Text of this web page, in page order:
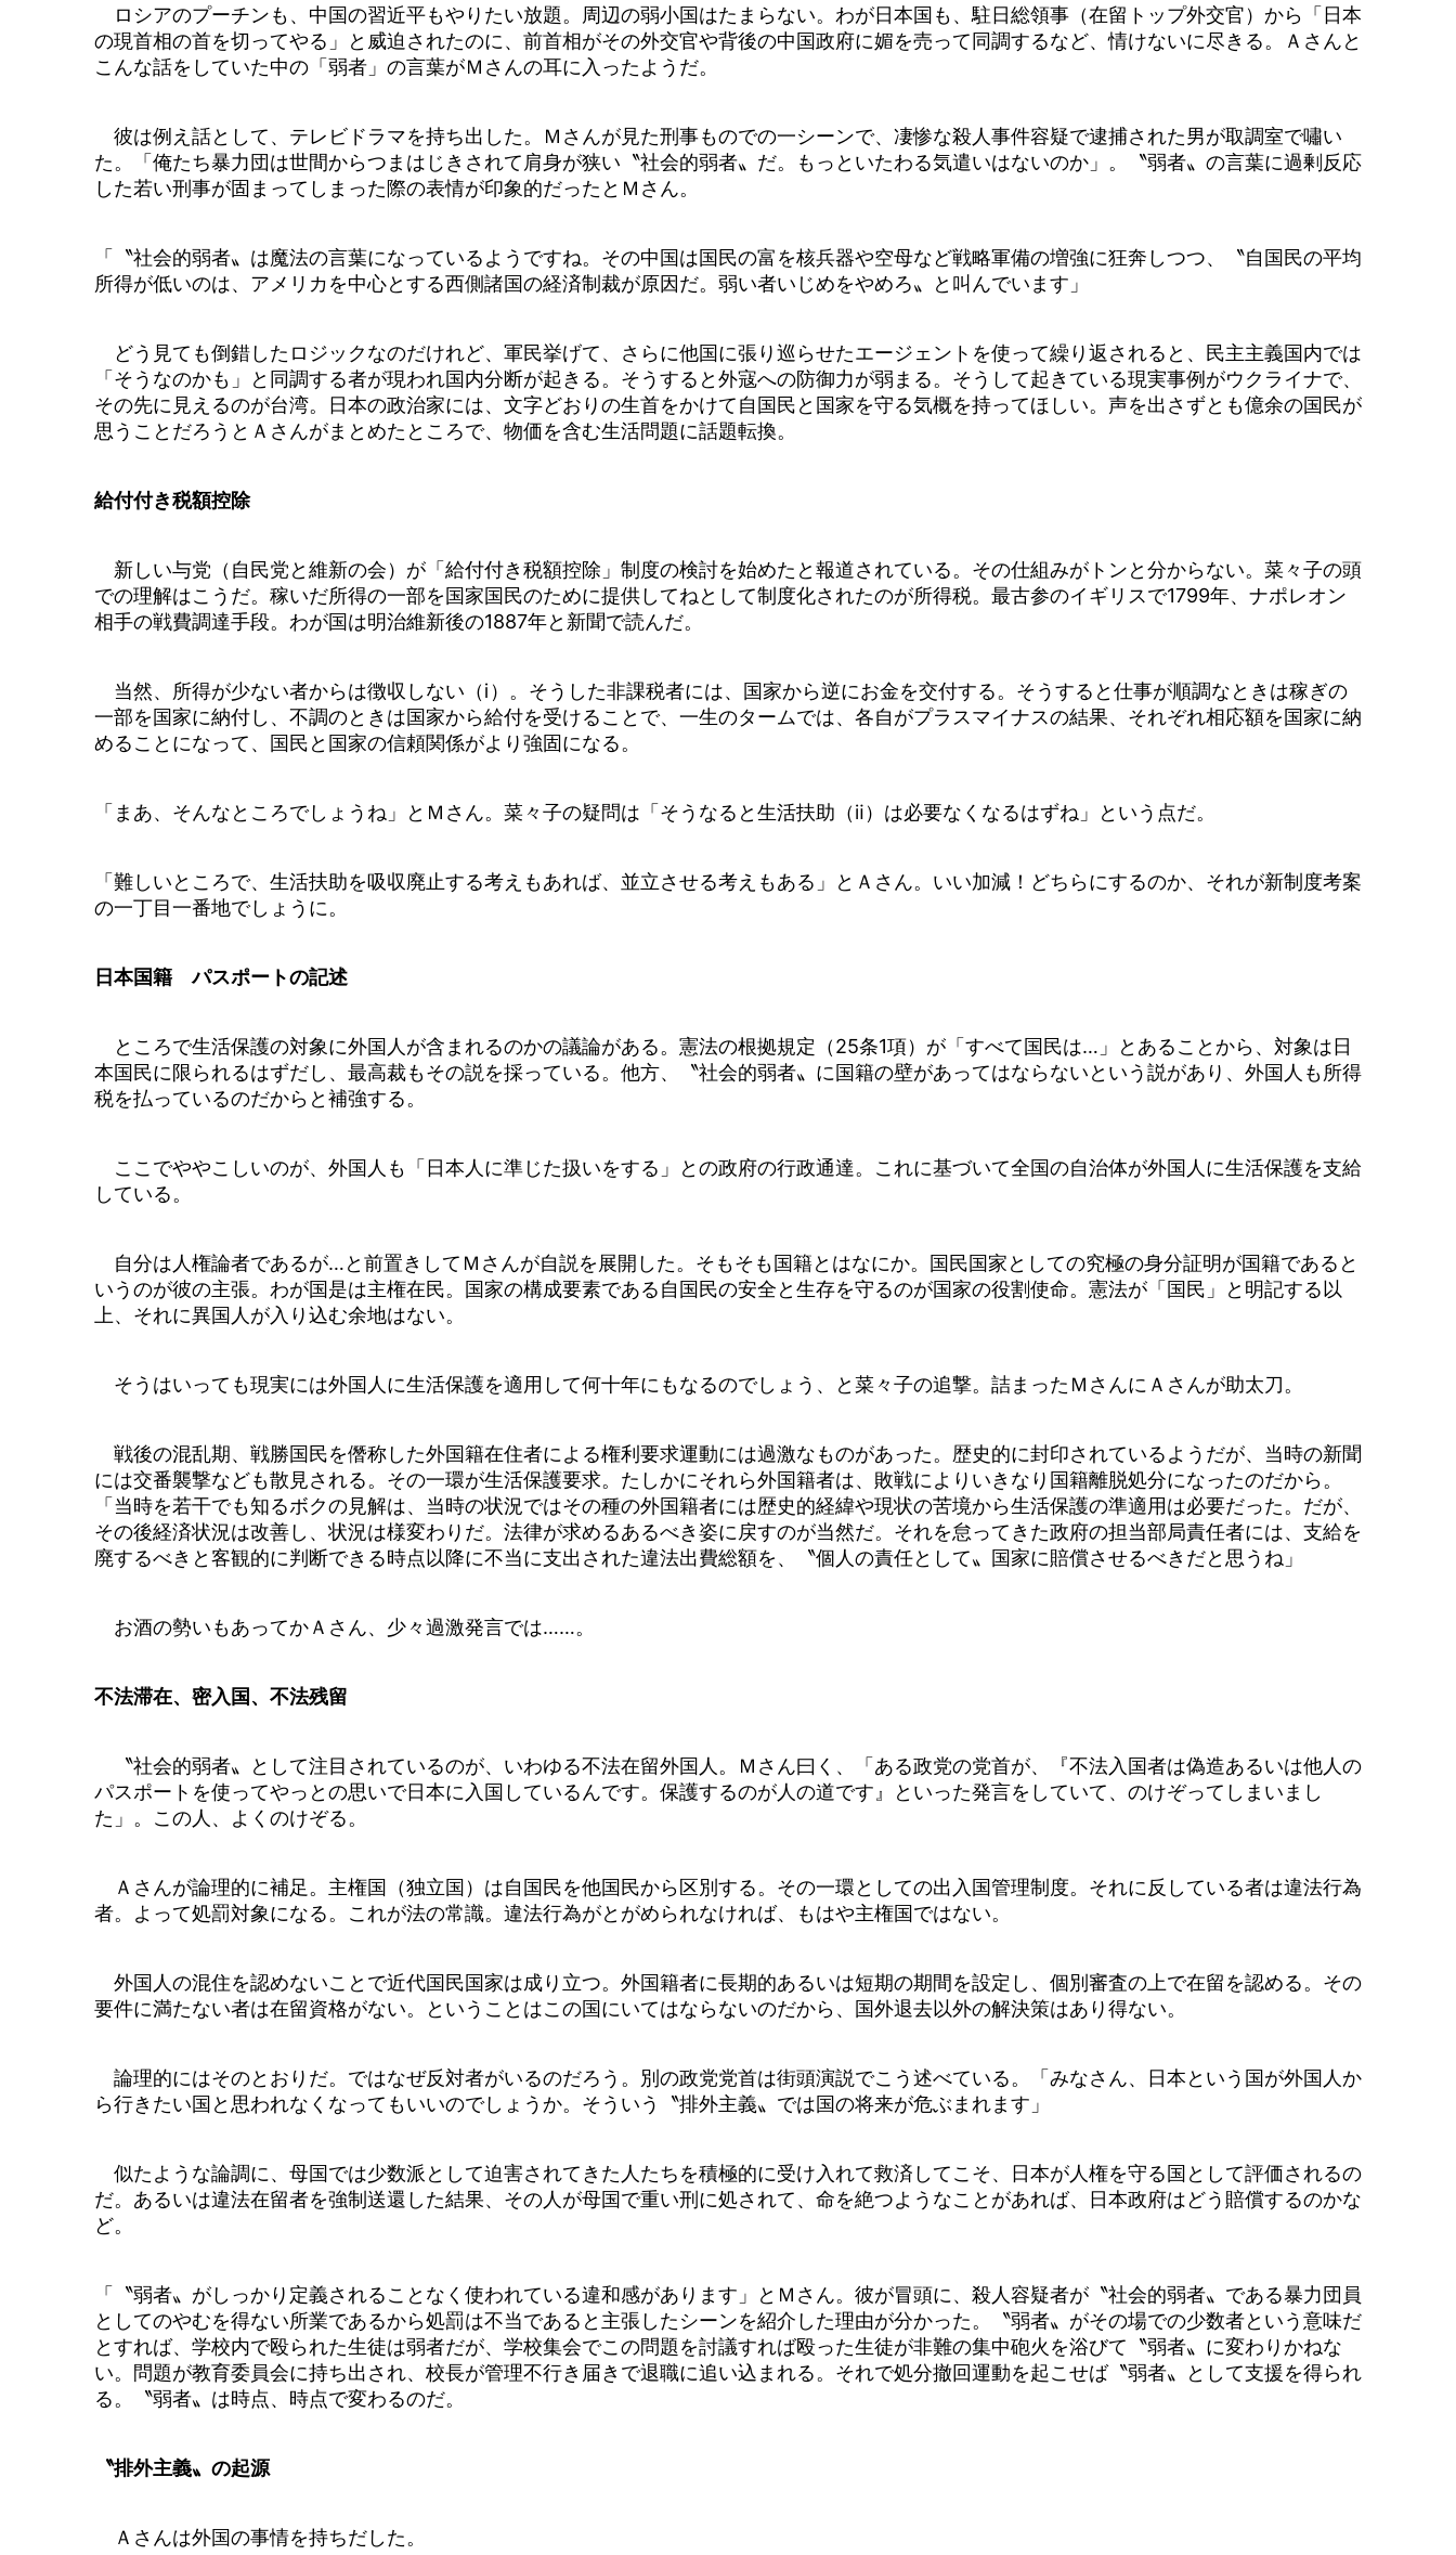
ロシアのプーチンも、中国の習近平もやりたい放題。周辺の弱小国はたまらない。わが日本国も、駐日総領事（在留トップ外交官）から「日本
の現首相の首を切ってやる」と威迫されたのに、前首相がその外交官や背後の中国政府に媚を売って同調するなど、情けないに尽きる。Ａさんと
こんな話をしていた中の「弱者」の言葉がＭさんの耳に入ったようだ。
彼は例え話として、テレビドラマを持ち出した。Ｍさんが見た刑事ものでの一シーンで、凄惨な殺人事件容疑で逮捕された男が取調室で嘯い
た。「俺たち暴力団は世間からつまはじきされて肩身が狭い〝社会的弱者〟だ。もっといたわる気遣いはないのか」。〝弱者〟の言葉に過剰反応
した若い刑事が固まってしまった際の表情が印象的だったとＭさん。
「〝社会的弱者〟は魔法の言葉になっているようですね。その中国は国民の富を核兵器や空母など戦略軍備の増強に狂奔しつつ、〝自国民の平均
所得が低いのは、アメリカを中心とする西側諸国の経済制裁が原因だ。弱い者いじめをやめろ〟と叫んでいます」
どう見ても倒錯したロジックなのだけれど、軍民挙げて、さらに他国に張り巡らせたエージェントを使って繰り返されると、民主主義国内では
「そうなのかも」と同調する者が現われ国内分断が起きる。そうすると外寇への防御力が弱まる。そうして起きている現実事例がウクライナで、
その先に見えるのが台湾。日本の政治家には、文字どおりの生首をかけて自国民と国家を守る気概を持ってほしい。声を出さずとも億余の国民が
思うことだろうとＡさんがまとめたところで、物価を含む生活問題に話題転換。
給付付き税額控除
新しい与党（自民党と維新の会）が「給付付き税額控除」制度の検討を始めたと報道されている。その仕組みがトンと分からない。菜々子の頭
での理解はこうだ。稼いだ所得の一部を国家国民のために提供してねとして制度化されたのが所得税。最古参のイギリスで1799年、ナポレオン
相手の戦費調達手段。わが国は明治維新後の1887年と新聞で読んだ。
当然、所得が少ない者からは徴収しない（ⅰ）。そうした非課税者には、国家から逆にお金を交付する。そうすると仕事が順調なときは稼ぎの
一部を国家に納付し、不調のときは国家から給付を受けることで、一生のタームでは、各自がプラスマイナスの結果、それぞれ相応額を国家に納
めることになって、国民と国家の信頼関係がより強固になる。
「まあ、そんなところでしょうね」とＭさん。菜々子の疑問は「そうなると生活扶助（ⅱ）は必要なくなるはずね」という点だ。
「難しいところで、生活扶助を吸収廃止する考えもあれば、並立させる考えもある」とＡさん。いい加減！どちらにするのか、それが新制度考案
の一丁目一番地でしょうに。
日本国籍 パスポートの記述
ところで生活保護の対象に外国人が含まれるのかの議論がある。憲法の根拠規定（25条1項）が「すべて国民は…」とあることから、対象は日
本国民に限られるはずだし、最高裁もその説を採っている。他方、〝社会的弱者〟に国籍の壁があってはならないという説があり、外国人も所得
税を払っているのだからと補強する。
ここでややこしいのが、外国人も「日本人に準じた扱いをする」との政府の行政通達。これに基づいて全国の自治体が外国人に生活保護を支給
している。
自分は人権論者であるが…と前置きしてＭさんが自説を展開した。そもそも国籍とはなにか。国民国家としての究極の身分証明が国籍であると
いうのが彼の主張。わが国是は主権在民。国家の構成要素である自国民の安全と生存を守るのが国家の役割使命。憲法が「国民」と明記する以
上、それに異国人が入り込む余地はない。
そうはいっても現実には外国人に生活保護を適用して何十年にもなるのでしょう、と菜々子の追撃。詰まったＭさんにＡさんが助太刀。
戦後の混乱期、戦勝国民を僭称した外国籍在住者による権利要求運動には過激なものがあった。歴史的に封印されているようだが、当時の新聞
には交番襲撃なども散見される。その一環が生活保護要求。たしかにそれら外国籍者は、敗戦によりいきなり国籍離脱処分になったのだから。
「当時を若干でも知るボクの見解は、当時の状況ではその種の外国籍者には歴史的経緯や現状の苦境から生活保護の準適用は必要だった。だが、
その後経済状況は改善し、状況は様変わりだ。法律が求めるあるべき姿に戻すのが当然だ。それを怠ってきた政府の担当部局責任者には、支給を
廃するべきと客観的に判断できる時点以降に不当に支出された違法出費総額を、〝個人の責任として〟国家に賠償させるべきだと思うね」
お酒の勢いもあってかＡさん、少々過激発言では……。
不法滞在、密入国、不法残留
〝社会的弱者〟として注目されているのが、いわゆる不法在留外国人。Ｍさん曰く、「ある政党の党首が、『不法入国者は偽造あるいは他人の
パスポートを使ってやっとの思いで日本に入国しているんです。保護するのが人の道です』といった発言をしていて、のけぞってしまいまし
た」。この人、よくのけぞる。
Ａさんが論理的に補足。主権国（独立国）は自国民を他国民から区別する。その一環としての出入国管理制度。それに反している者は違法行為
者。よって処罰対象になる。これが法の常識。違法行為がとがめられなければ、もはや主権国ではない。
外国人の混住を認めないことで近代国民国家は成り立つ。外国籍者に長期的あるいは短期の期間を設定し、個別審査の上で在留を認める。その
要件に満たない者は在留資格がない。ということはこの国にいてはならないのだから、国外退去以外の解決策はあり得ない。
論理的にはそのとおりだ。ではなぜ反対者がいるのだろう。別の政党党首は街頭演説でこう述べている。「みなさん、日本という国が外国人か
ら行きたい国と思われなくなってもいいのでしょうか。そういう〝排外主義〟では国の将来が危ぶまれます」
似たような論調に、母国では少数派として迫害されてきた人たちを積極的に受け入れて救済してこそ、日本が人権を守る国として評価されるの
だ。あるいは違法在留者を強制送還した結果、その人が母国で重い刑に処されて、命を絶つようなことがあれば、日本政府はどう賠償するのかな
ど。
「〝弱者〟がしっかり定義されることなく使われている違和感があります」とＭさん。彼が冒頭に、殺人容疑者が〝社会的弱者〟である暴力団員
としてのやむを得ない所業であるから処罰は不当であると主張したシーンを紹介した理由が分かった。〝弱者〟がその場での少数者という意味だ
とすれば、学校内で殴られた生徒は弱者だが、学校集会でこの問題を討議すれば殴った生徒が非難の集中砲火を浴びて〝弱者〟に変わりかねな
い。問題が教育委員会に持ち出され、校長が管理不行き届きで退職に追い込まれる。それで処分撤回運動を起こせば〝弱者〟として支援を得られ
る。〝弱者〟は時点、時点で変わるのだ。
〝排外主義〟の起源
Ａさんは外国の事情を持ちだした。